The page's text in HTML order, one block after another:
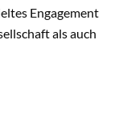
Engagement
als auch